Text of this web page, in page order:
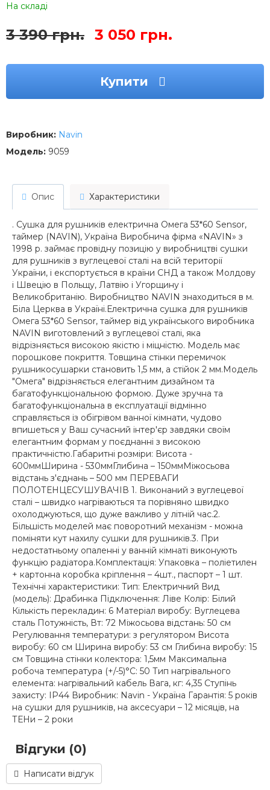
На складі
3 390 грн. 3 050 грн.
Купити
Виробник: Navin
Модель: 9059
Опис Характеристики
. Сушка для рушників електрична Омега 53*60 Sensor,
таймер (NAVIN), Україна Виробнича фірма «NAVIN» з
1998 р. займає провідну позицію у виробництві сушки
для рушників з вуглецевої сталі на всій території
України, і експортується в країни СНД а також Молдову
і Швецію в Польщу, Латвію і Угорщину і
Великобританію. Виробництво NAVIN знаходиться в м.
Біла Церква в Україні.Електрична сушка для рушників
Омега 53*60 Sensor, таймер від українського виробника
NAVIN виготовлений з вуглецевої сталі, яка
відрізняється високою якістю і міцністю. Модель має
порошкове покриття. Товщина стінки перемичок
рушникосушарки становить 1,5 мм, а стійок 2 мм.Модель
"Омега" відрізняється елегантним дизайном та
багатофункціональною формою. Дуже зручна та
багатофункціональна в експлуатації відмінно
справляється із обігрівом ванної кімнати, чудово
впишеться у Ваш сучасний інтер'єр завдяки своїм
елегантним формам у поєднанні з високою
практичністю.Габаритні розміри: Висота -
600ммШирина - 530ммГлибина – 150ммМіжосьова
відстань з'єднань – 500 мм ПЕРЕВАГИ
ПОЛОТЕНЦЕСУШУВАЧІВ 1. Виконаний з вуглецевої
сталі – швидко нагріваються та порівняно швидко
охолоджуються, що дуже важливо у літній час.2.
Більшість моделей має поворотний механізм - можна
поміняти кут нахилу сушки для рушників.3. При
недостатньому опаленні у ванній кімнаті виконують
функцію радіатора.Комплектація: Упаковка – поліетилен
+ картонна коробка кріплення – 4шт., паспорт – 1 шт.
Технічні характеристики: Тип: Електричний Вид
(модель): Драбинка Підключення: Ліве Колір: Білий
Кількість перекладин: 6 Матеріал виробу: Вуглецева
сталь Потужність, Вт: 72 Міжосьова відстань: 50 см
Регулювання температури: з регулятором Висота
виробу: 60 см Ширина виробу: 53 см Глибина виробу: 15
см Товщина стінки колектора: 1,5мм Максимальна
робоча температура (+/-5)°C: 50 Тип нагрівального
елемента: нагрівальний кабель Вага, кг: 4,35 Ступінь
захисту: IP44 Виробник: Navin - Україна Гарантія: 5 років
на сушки для рушників, на аксесуари – 12 місяців, на
ТЕНи – 2 роки
Відгуки (0)
Написати відгук